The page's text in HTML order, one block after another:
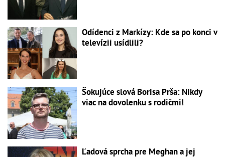
Odídenci z Markízy: Kde sa po konci v
televízii usídlili?
Šokujúce slová Borisa Prša: Nikdy
viac na dovolenku s rodičmi!
Ľadová sprcha pre Meghan a jej